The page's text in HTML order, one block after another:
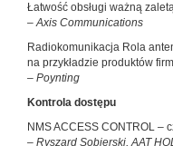
Łatwość obsługi ważną
– Axis Communications
Radiokomunikacja Rola
na przykładzie produktów
– Poynting
Kontrola dostępu
NMS ACCESS CONTROL –
– Ryszard Sobierski, AAT